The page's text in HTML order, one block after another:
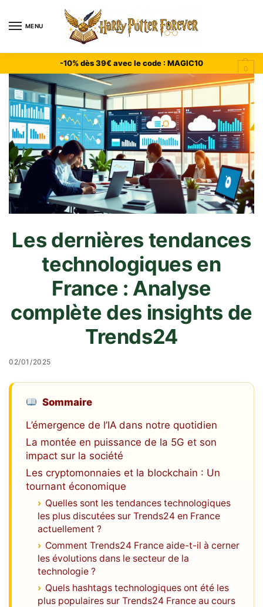
MENU
0
-10% dès 39€ avec le code : MAGIC10
Les dernières tendances
technologiques en
France : Analyse
complète des insights de
Trends24
02/01/2025
Sommaire
L’émergence de l’IA dans notre quotidien
La montée en puissance de la 5G et son
impact sur la société
Les cryptomonnaies et la blockchain : Un
tournant économique
Quelles sont les tendances technologiques
les plus discutées sur Trends24 en France
actuellement ?
Comment Trends24 France aide-t-il à cerner
les évolutions dans le secteur de la
technologie ?
Quels hashtags technologiques ont été les
plus populaires sur Trends24 France au cours